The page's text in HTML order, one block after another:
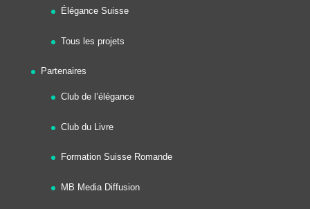
Élégance Suisse
Tous les projets
Partenaires
Club de l’élégance
Club du Livre
Formation Suisse Romande
MB Media Diffusion